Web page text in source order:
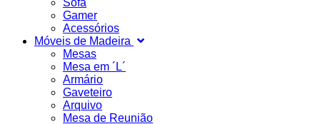
Sofá
Gamer
Acessórios
Móveis de Madeira
Mesas
Mesa em ´L´
Armário
Gaveteiro
Arquivo
Mesa de Reunião